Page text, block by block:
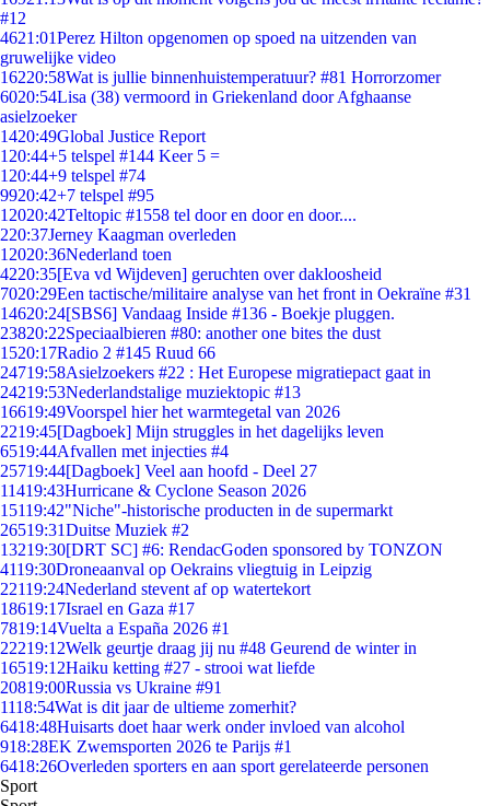
#12
4621:01Perez Hilton opgenomen op spoed na uitzenden van
gruwelijke video
16220:58Wat is jullie binnenhuistemperatuur? #81 Horrorzomer
6020:54Lisa (38) vermoord in Griekenland door Afghaanse
asielzoeker
1420:49Global Justice Report
1 20:44+5 telspel #144 Keer 5 =
1 20:44+9 telspel #74
9920:42+7 telspel #95
12020:42Teltopic #1558 tel door en door en door....
220:37Jerney Kaagman overleden
12020:36Nederland toen
4220:35[Eva vd Wijdeven] geruchten over dakloosheid
7020:29Een tactische/militaire analyse van het front in Oekraïne #31
14620:24[SBS6] Vandaag Inside #136 - Boekje pluggen.
23820:22Speciaalbieren #80: another one bites the dust
1520:17Radio 2 #145 Ruud 66
24719:58Asielzoekers #22 : Het Europese migratiepact gaat in
24219:53Nederlandstalige muziektopic #13
16619:49Voorspel hier het warmtegetal van 2026
2219:45[Dagboek] Mijn struggles in het dagelijks leven
6519:44Afvallen met injecties #4
25719:44[Dagboek] Veel aan hoofd - Deel 27
11419:43Hurricane & Cyclone Season 2026
15119:42"Niche"-historische producten in de supermarkt
26519:31Duitse Muziek #2
13219:30[DRT SC] #6: RendacGoden sponsored by TONZON
4119:30Droneaanval op Oekrains vliegtuig in Leipzig
22119:24Nederland stevent af op watertekort
18619:17Israel en Gaza #17
7819:14Vuelta a España 2026 #1
22219:12Welk geurtje draag jij nu #48 Geurend de winter in
16519:12Haiku ketting #27 - strooi wat liefde
20819:00Russia vs Ukraine #91
1118:54Wat is dit jaar de ultieme zomerhit?
6418:48Huisarts doet haar werk onder invloed van alcohol
918:28EK Zwemsporten 2026 te Parijs #1
6418:26Overleden sporters en aan sport gerelateerde personen
Sport